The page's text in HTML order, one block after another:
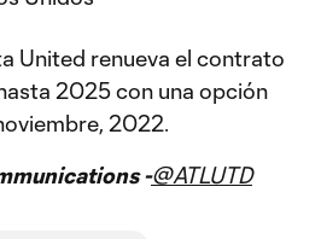
United renueva el contrato
2025 con una opción
2022.
-@ATLUTD